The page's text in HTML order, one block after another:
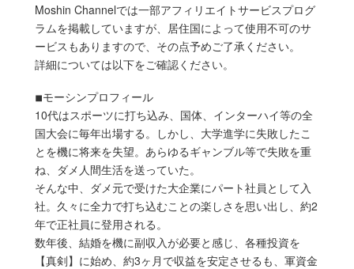
Moshin Channelでは一部アフィリエイトサービスプログ
ラムを掲載していますが、居住国によって使用不可のサ
ービスもありますので、その点予めご了承ください。
詳細については以下をご確認ください。
◾︎モーシンプロフィール
10代はスポーツに打ち込み、国体、インターハイ等の全
国大会に毎年出場する。しかし、大学進学に失敗したこ
とを機に将来を失望。あらゆるギャンブル等で失敗を重
ね、ダメ人間生活を送っていた。
そんな中、ダメ元で受けた大企業にパート社員として入
社。久々に全力で打ち込むことの楽しさを思い出し、約2
年で正社員に登用される。
数年後、結婚を機に副収入が必要と感じ、各種投資を
【真剣】に始め、約3ヶ月で収益を安定させるも、軍資金